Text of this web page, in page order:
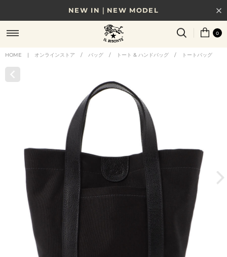
NEW IN｜NEW MODEL
8/17(月)10時まで｜税込11,000円以上で送料無料
贈る相手やシーンから選べる、新しいギフトガイド
0
HOME | オンラインストア / バッグ / トート & ハンドバッグ / トートバッグ